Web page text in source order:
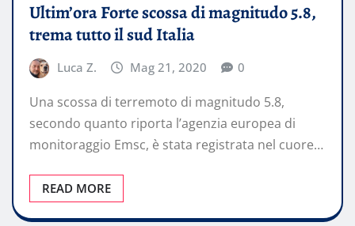
Ultim’ora Forte scossa di magnitudo 5.8,
trema tutto il sud Italia
Luca Z. Mag 21, 2020 0
Una scossa di terremoto di magnitudo 5.8,
secondo quanto riporta l’agenzia europea di
monitoraggio Emsc, è stata registrata nel cuore…
READ MORE